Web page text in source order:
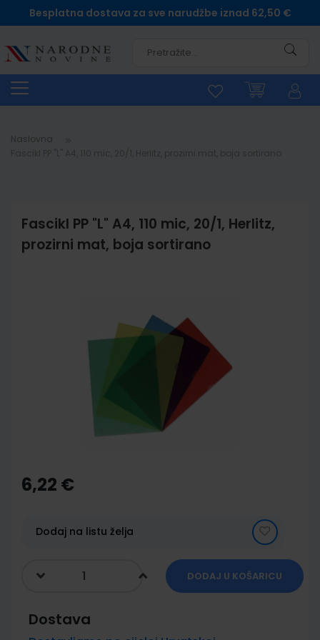
Besplatna dostava za sve narudžbe iznad 62,50 €
Naslovna
Fascikl PP "L" A4, 110 mic, 20/1, Herlitz,
prozirni mat, boja sortirano
the
beginning
gallery
6,22 €
Dodaj na listu želja
DODAJ U KOŠARICU
Dostava